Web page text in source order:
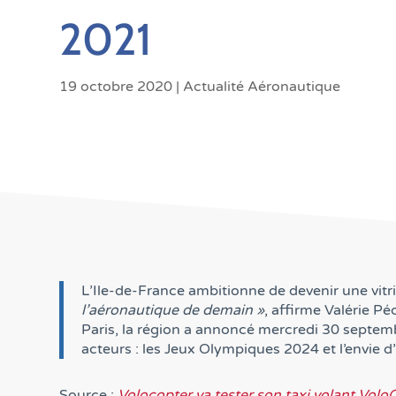
2021
19 octobre 2020 | Actualité Aéronautique
L’Ile-de-France ambitionne de devenir une
l’aéronautique de demain », affirme Valérie
Paris, la région a annoncé mercredi 30
acteurs : les Jeux Olympiques 2024 et l’envie